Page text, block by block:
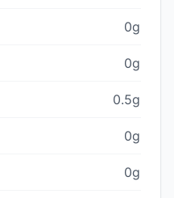
0g
0g
0.5g
0g
0g